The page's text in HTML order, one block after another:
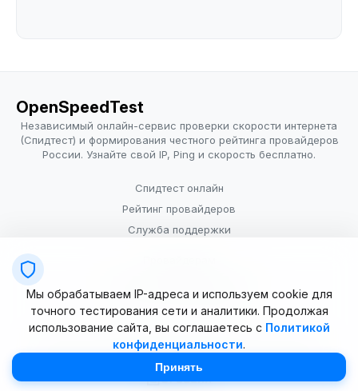
OpenSpeedTest
Независимый онлайн-сервис проверки скорости интернета
(Спидтест) и формирования честного рейтинга провайдеров
России. Узнайте свой IP, Ping и скорость бесплатно.
Спидтест онлайн
Рейтинг провайдеров
Служба поддержки
Условия использования
© 2025–2026 OpenSpeedTest (ИП Долматова В.В.). Все права
Мы обрабатываем IP-адреса и используем cookie для
точного тестирования сети и аналитики. Продолжая
использование сайта, вы соглашаетесь с Политикой
конфиденциальности.
Принять